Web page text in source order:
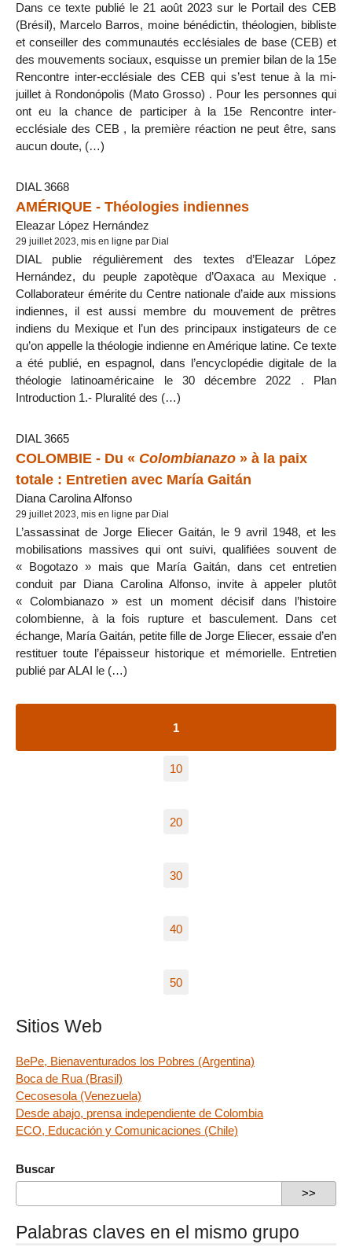
Dans ce texte publié le 21 août 2023 sur le Portail des CEB
(Brésil), Marcelo Barros, moine bénédictin, théologien, bibliste
et conseiller des communautés ecclésiales de base (CEB) et
des mouvements sociaux, esquisse un premier bilan de la 15e
Rencontre inter-ecclésiale des CEB qui s’est tenue à la mi-
juillet à Rondonópolis (Mato Grosso) . Pour les personnes qui
ont eu la chance de participer à la 15e Rencontre inter-
ecclésiale des CEB , la première réaction ne peut être, sans
aucun doute, (…)
DIAL 3668
AMÉRIQUE - Théologies indiennes
Eleazar López Hernández
29 juillet 2023, mis en ligne par Dial
DIAL publie régulièrement des textes d’Eleazar López
Hernández, du peuple zapotèque d’Oaxaca au Mexique .
Collaborateur émérite du Centre nationale d’aide aux missions
indiennes, il est aussi membre du mouvement de prêtres
indiens du Mexique et l’un des principaux instigateurs de ce
qu’on appelle la théologie indienne en Amérique latine. Ce texte
a été publié, en espagnol, dans l’encyclopédie digitale de la
théologie latinoaméricaine le 30 décembre 2022 . Plan
Introduction 1.- Pluralité des (…)
DIAL 3665
COLOMBIE - Du « Colombianazo » à la paix
totale : Entretien avec María Gaitán
Diana Carolina Alfonso
29 juillet 2023, mis en ligne par Dial
L’assassinat de Jorge Eliecer Gaitán, le 9 avril 1948, et les
mobilisations massives qui ont suivi, qualifiées souvent de
« Bogotazo » mais que María Gaitán, dans cet entretien
conduit par Diana Carolina Alfonso, invite à appeler plutôt
« Colombianazo » est un moment décisif dans l’histoire
colombienne, à la fois rupture et basculement. Dans cet
échange, María Gaitán, petite fille de Jorge Eliecer, essaie d’en
restituer toute l’épaisseur historique et mémorielle. Entretien
publié par ALAI le (…)
1
10
20
30
40
50
Sitios Web
BePe, Bienaventurados los Pobres (Argentina)
Boca de Rua (Brasil)
Cecosesola (Venezuela)
Desde abajo, prensa independiente de Colombia
ECO, Educación y Comunicaciones (Chile)
Buscar
Palabras claves en el mismo grupo